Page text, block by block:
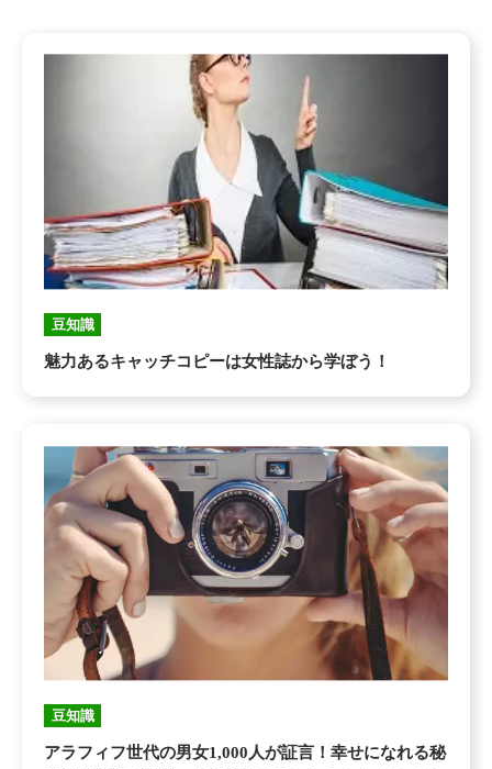
豆知識
魅力あるキャッチコピーは女性誌から学ぼう！
豆知識
アラフィフ世代の男女1,000人が証言！幸せになれる秘